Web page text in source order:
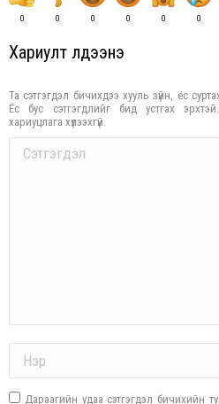
0 0 0 0 0 0
Хариулт үлдээнэ үү
Та сэтгэгдэл бичихдээ хууль зүйн, ёс
Ёс бус сэтгэгдлийг бид устгах
хариуцлага хүлээхгүй.
Comment
Дараагийн удаа сэтгэгдэл бичихийн